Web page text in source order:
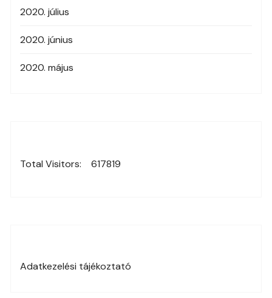
2020. július
2020. június
2020. május
Total Visitors: 617819
Adatkezelési tájékoztató